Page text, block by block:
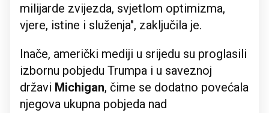
milijarde zvijezda, svjetlom optimizma,
vjere, istine i služenja", zaključila je.
Inače, američki mediji u srijedu su proglasili
izbornu pobjedu Trumpa i u saveznoj
državi Michigan, čime se dodatno povećala
njegova ukupna pobjeda nad